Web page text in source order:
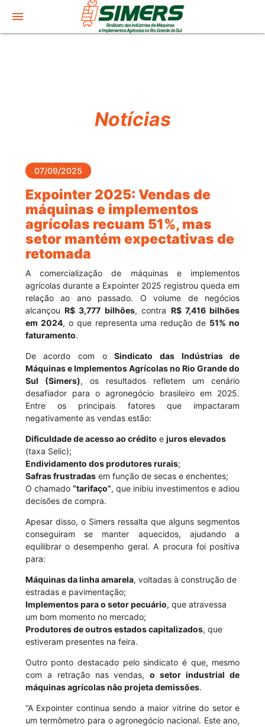
menu
Notícias
07/09/2025
Expointer 2025: Vendas de
máquinas e implementos
agrícolas recuam 51%, mas
setor mantém expectativas de
retomada
A comercialização de máquinas e implementos
agrícolas durante a Expointer 2025 registrou queda em
relação ao ano passado. O volume de negócios
alcançou R$ 3,777 bilhões, contra R$ 7,416 bilhões
em 2024, o que representa uma redução de 51% no
faturamento.
De acordo com oSindicato das Indústrias de
Máquinas e Implementos Agrícolas no Rio Grande do
Sul (Simers), os resultados refletem um cenário
desafiador para o agronegócio brasileiro em 2025.
Entre os principais fatores que impactaram
negativamente as vendas estão:
Dificuldade de acesso ao crédito e juros elevados
(taxa Selic);
Endividamento dos produtores rurais;
Safras frustradasem função de secas e enchentes;
O chamado “tarifaço”, que inibiu investimentos e adiou
decisões de compra.
Apesar disso, o Simers ressalta que alguns segmentos
conseguiram se manter aquecidos, ajudando a
equilibrar o desempenho geral. A procura foi positiva
para:
Máquinas da linha amarela, voltadas à construção de
estradas e pavimentação;
Implementos para o setor pecuário, que atravessa
um bom momento no mercado;
Produtores de outros estados capitalizados, que
estiveram presentes na feira.
Outro ponto destacado pelo sindicato é que, mesmo
com a retração nas vendas,o setor industrial de
máquinas agrícolas não projeta demissões.
“A Expointer continua sendo a maior vitrine do setor e
um termômetro para o agronegócio nacional. Este ano,